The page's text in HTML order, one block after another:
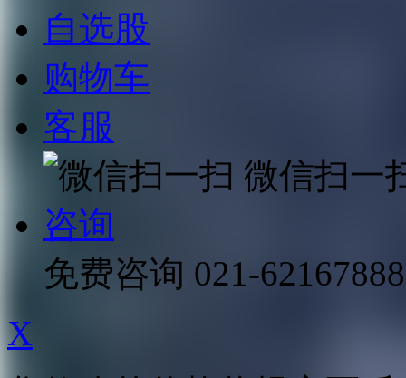
自选股
购物车
客服
微信扫一
咨询
免费咨询 021-62167888
X